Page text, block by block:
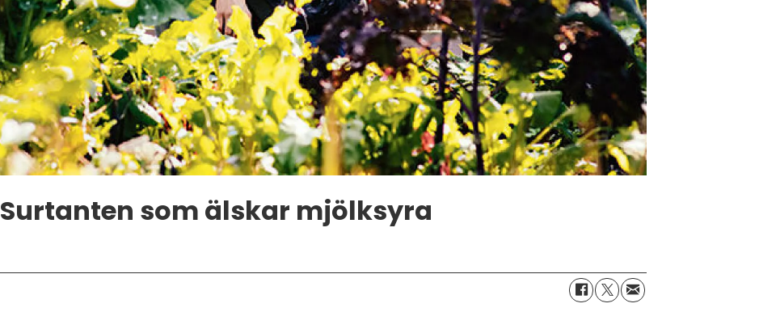
Surtanten som älskar mjölksyra